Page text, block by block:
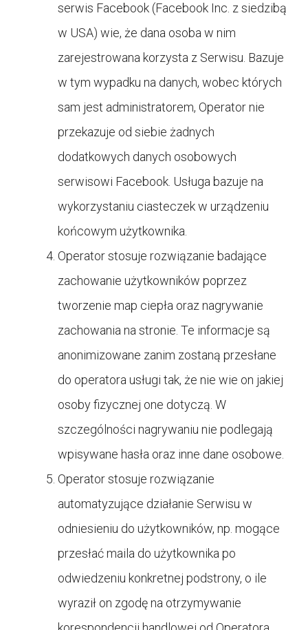
serwis Facebook (Facebook Inc. z siedzibą
w USA) wie, że dana osoba w nim
zarejestrowana korzysta z Serwisu. Bazuje
w tym wypadku na danych, wobec których
sam jest administratorem, Operator nie
przekazuje od siebie żadnych
dodatkowych danych osobowych
serwisowi Facebook. Usługa bazuje na
wykorzystaniu ciasteczek w urządzeniu
końcowym użytkownika.
Operator stosuje rozwiązanie badające
zachowanie użytkowników poprzez
tworzenie map ciepła oraz nagrywanie
zachowania na stronie. Te informacje są
anonimizowane zanim zostaną przesłane
do operatora usługi tak, że nie wie on jakiej
osoby fizycznej one dotyczą. W
szczególności nagrywaniu nie podlegają
wpisywane hasła oraz inne dane osobowe.
Operator stosuje rozwiązanie
automatyzujące działanie Serwisu w
odniesieniu do użytkowników, np. mogące
przesłać maila do użytkownika po
odwiedzeniu konkretnej podstrony, o ile
wyraził on zgodę na otrzymywanie